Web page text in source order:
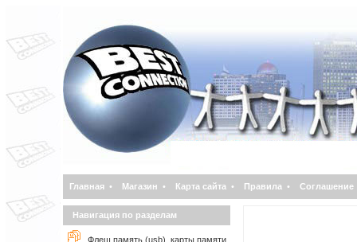
Главная • Магазин • Карта сайта • Правила • Соглашение
Навигация по разделам
Флеш память (usb), карты памяти